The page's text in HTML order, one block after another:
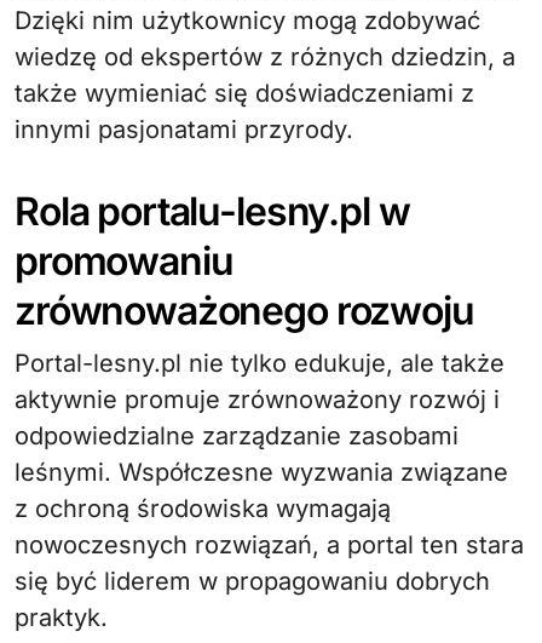
Dzięki nim użytkownicy mogą zdobywać
wiedzę od ekspertów z różnych dziedzin, a
także wymieniać się doświadczeniami z
innymi pasjonatami przyrody.
Rola portalu-lesny.pl w
promowaniu
zrównoważonego rozwoju
Portal-lesny.pl nie tylko edukuje, ale także
aktywnie promuje zrównoważony rozwój i
odpowiedzialne zarządzanie zasobami
leśnymi. Współczesne wyzwania związane
z ochroną środowiska wymagają
nowoczesnych rozwiązań, a portal ten stara
się być liderem w propagowaniu dobrych
praktyk.